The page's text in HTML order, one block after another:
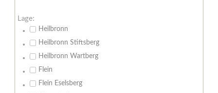
Lage:
Heilbronn
Heilbronn Stiftsberg
Heilbronn Wartberg
Flein
Flein Eselsberg